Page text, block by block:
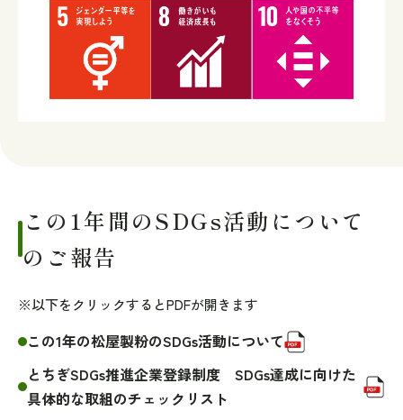
この1年間のSDGs活動について
のご報告
※以下をクリックするとPDFが開きます
この1年の松屋製粉のSDGs活動について
とちぎSDGs推進企業登録制度 SDGs達成に向けた
具体的な取組のチェックリスト